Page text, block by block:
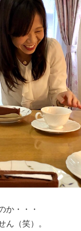
か・・・
ん（笑）。